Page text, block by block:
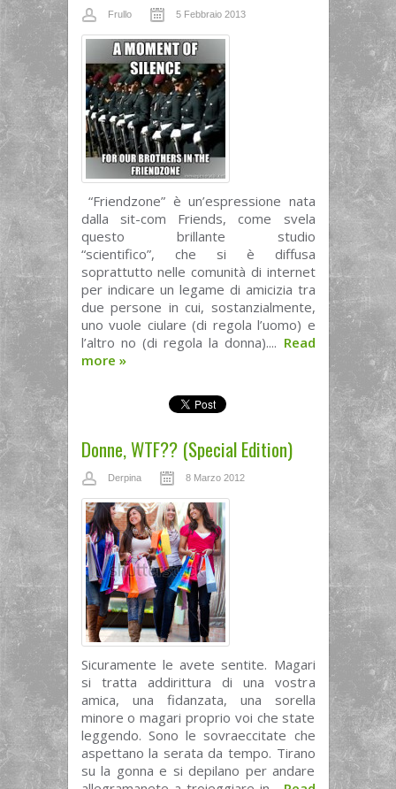
Frullo 5 Febbraio 2013
“Friendzone” è un’espressione nata
dalla sit-com Friends, come svela
questo brillante studio
“scientifico”, che si è diffusa
soprattutto nelle comunità di internet
per indicare un legame di amicizia tra
due persone in cui, sostanzialmente,
uno vuole ciulare (di regola l’uomo) e
l’altro no (di regola la donna).... Read
more »
Donne, WTF?? (Special Edition)
Derpina 8 Marzo 2012
Sicuramente le avete sentite. Magari
si tratta addirittura di una vostra
amica, una fidanzata, una sorella
minore o magari proprio voi che state
leggendo. Sono le sovraeccitate che
aspettano la serata da tempo. Tirano
su la gonna e si depilano per andare